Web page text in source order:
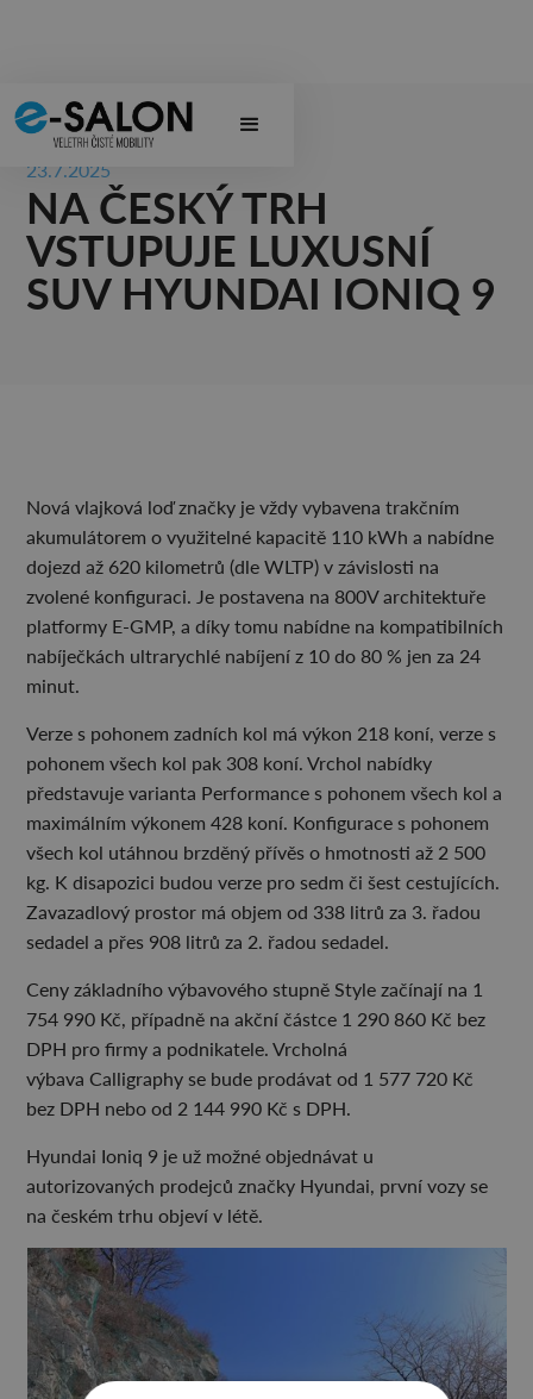
23.7.2025
NA ČESKÝ TRH
VSTUPUJE LUXUSNÍ
SUV HYUNDAI IONIQ 9
Nová vlajková loď značky je vždy vybavena trakčním
akumulátorem o využitelné kapacitě 110 kWh a nabídne
dojezd až 620 kilometrů (dle WLTP) v závislosti na
zvolené konfiguraci. Je postavena na 800V architektuře
platformy E-GMP, a díky tomu nabídne na kompatibilních
nabíječkách ultrarychlé nabíjení z 10 do 80 % jen za 24
minut.
Verze s pohonem zadních kol má výkon 218 koní, verze s
pohonem všech kol pak 308 koní. Vrchol nabídky
představuje varianta Performance s pohonem všech kol a
maximálním výkonem 428 koní. Konfigurace s pohonem
všech kol utáhnou brzděný přívěs o hmotnosti až 2 500
kg. K disapozici budou verze pro sedm či šest cestujících.
Zavazadlový prostor má objem od 338 litrů za 3. řadou
sedadel a přes 908 litrů za 2. řadou sedadel.
Ceny základního výbavového stupně Style začínají na 1
754 990 Kč, případně na akční částce 1 290 860 Kč bez
DPH pro firmy a podnikatele. Vrcholná
výbava Calligraphy se bude prodávat od 1 577 720 Kč
bez DPH nebo od 2 144 990 Kč s DPH.
Hyundai Ioniq 9 je už možné objednávat u
autorizovaných prodejců značky Hyundai, první vozy se
na českém trhu objeví v létě.